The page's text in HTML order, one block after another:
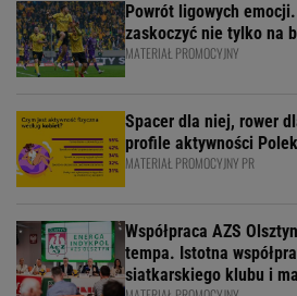
Powrót ligowych
zaskoczyć nie tylko na
MATERIAŁ PROMOCYJNY
Spacer dla niej, rower
profile aktywności
MATERIAŁ PROMOCYJNY PR
Współpraca AZS
tempa. Istotna
siatkarskiego klubu i